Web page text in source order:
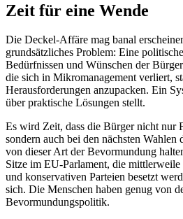
Zeit für eine Wende
Die Deckel-Affäre mag banal
grundsätzliches Problem: Eine
Bedürfnissen und Wünschen der
die sich in Mikromanagement verliert,
Herausforderungen anzupacken. Ein
über praktische Lösungen stellt.
Es wird Zeit, dass die Bürger nicht nur
sondern auch bei den nächsten Wahlen
von dieser Art der Bevormundung
Sitze im EU-Parlament, die
und konservativen Parteien besetzt
sich. Die Menschen haben genug von
Bevormundungspolitik.